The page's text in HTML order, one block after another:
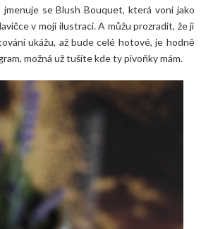
se Blush Bouquet, která voní jako
v mojí ilustraci. A můžu prozradit, že ji
ukážu, až bude celé hotové, je hodně
možná už tušíte kde ty pivoňky mám.